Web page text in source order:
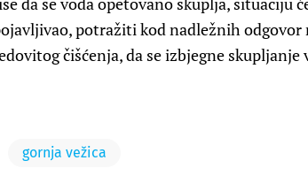
potražiti kod nadležnih odgovor
čišćenja, da se izbjegne skupljanje
gornja vežica